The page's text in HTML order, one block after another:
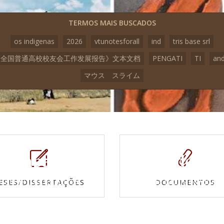
TERMOS MAIS BUSCADOS
os indigenas
2026 vtunotesforall ind
tris base srl
国普通高校校友会工作发展报告》文本文档
PENGATI TI
マウス スライム
DISSERTAÇÕES DOCUMENTOS
Mapas e
topográficas
Vídeos
Veja todos os vídeos